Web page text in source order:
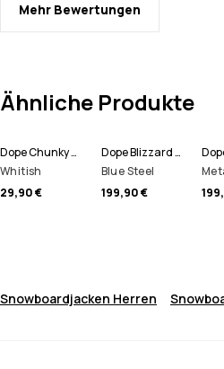
Mehr Bewertungen
Ähnliche Produkte
Dope Chunky Mütze
Whitish
29,90 €
Dope Blizzard Full Zip Snowboardjacke Herren
Blue Steel
199,90 €
Snowboardjacken Herren